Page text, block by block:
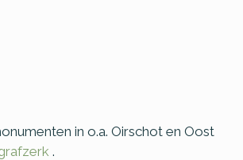
in o.a. Oirschot en Oost
.